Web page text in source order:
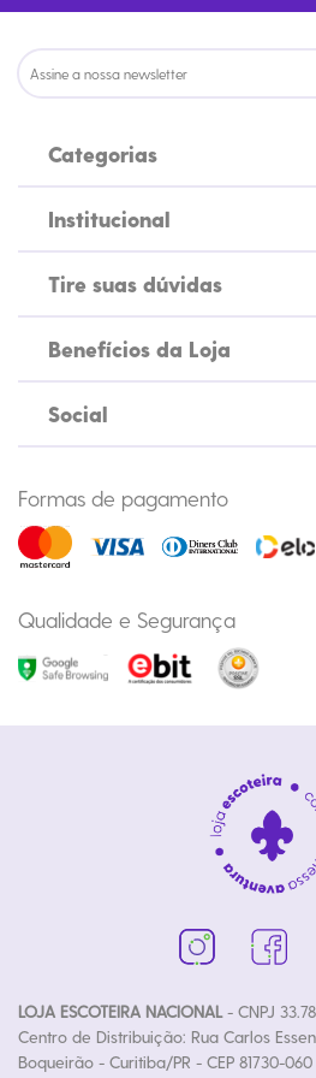
Categorias
Institucional
Tire suas dúvidas
Benefícios da Loja
Social
Formas de pagamento
Qualidade e Segurança
LOJA ESCOTEIRA NACIONAL- CNPJ
Centro de Distribuição: Rua Carlos
Boqueirão - Curitiba/PR - CEP 81730-060